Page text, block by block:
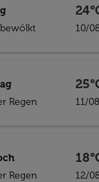
10/
Regen
11/
Regen
12/